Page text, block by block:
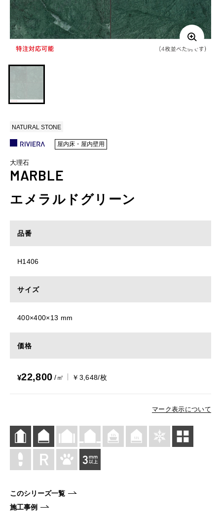
NATURAL STONE
屋内床・屋内壁用
大理石
MARBLE
エメラルドグリーン
品番
H1406
サイズ
400×400×13 mm
価格
¥22,800 /㎡ ￥3,648/枚
マーク表示について
このシリーズ一覧
施工事例